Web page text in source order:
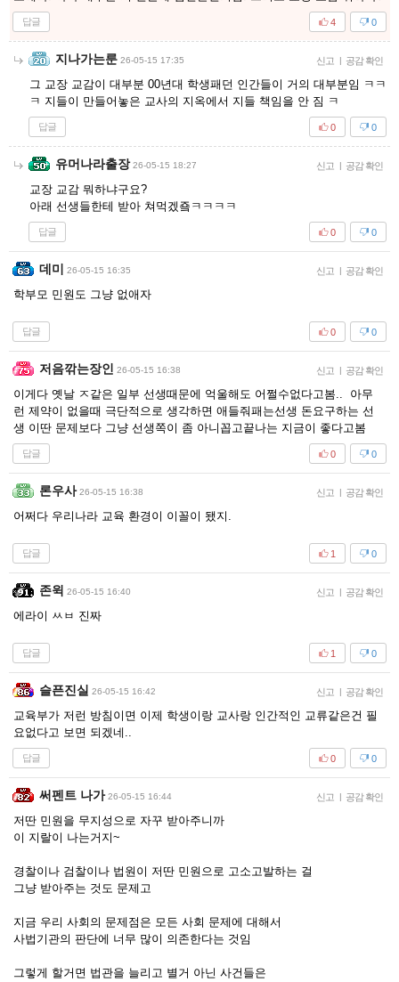
답글 0
4
지나가는룬 26-05-15 17:35 신고 | 공감 확인
그 교장 교감이 대부분 00년대 학생패던 인간들이 거의 대부분임 ㅋㅋ
ㅋ 지들이 만들어놓은 교사의 지옥에서 지들 책임을 안 짐 ㅋ
답글 0
0
유머나라출장 26-05-15 18:27 신고 | 공감 확인
교장 교감 뭐하냐구요?
아래 선생들한테 받아 쳐먹겠죸ㅋㅋㅋㅋ
답글 0
0
데미 26-05-15 16:35 신고 | 공감 확인
학부모 민원도 그냥 없애자
답글 0
0
저음깎는장인 26-05-15 16:38 신고 | 공감 확인
이게다 옛날 ㅈ같은 일부 선생때문에 억울해도 어쩔수없다고봄.. 아무
런 제약이 없을때 극단적으로 생각하면 애들줘패는선생 돈요구하는 선
생 이딴 문제보다 그냥 선생쪽이 좀 아니꼽고끝나는 지금이 좋다고봄
답글 0
0
론우사 26-05-15 16:38 신고 | 공감 확인
어쩌다 우리나라 교육 환경이 이꼴이 됐지.
답글 0
1
존윅 26-05-15 16:40 신고 | 공감 확인
에라이 ㅆㅂ 진짜
답글 0
1
슬픈진실 26-05-15 16:42 신고 | 공감 확인
교육부가 저런 방침이면 이제 학생이랑 교사랑 인간적인 교류같은건 필
요없다고 보면 되겠네..
답글 0
0
써펜트 나가 26-05-15 16:44 신고 | 공감 확인
저딴 민원을 무지성으로 자꾸 받아주니까
이 지랄이 나는거지~
경찰이나 검찰이나 법원이 저딴 민원으로 고소고발하는 걸
그냥 받아주는 것도 문제고
지금 우리 사회의 문제점은 모든 사회 문제에 대해서
사법기관의 판단에 너무 많이 의존한다는 것임
그렇게 할거면 법관을 늘리고 별거 아닌 사건들은